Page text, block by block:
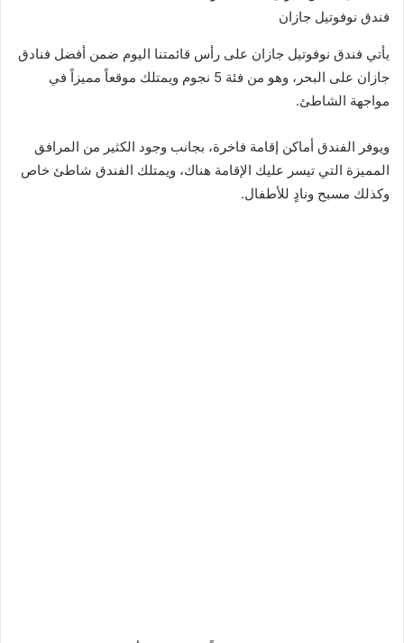
فندق نوفوتيل جازان
يأتي فندق نوفوتيل جازان على رأس قائمتنا اليوم ضمن أفضل فنادق
جازان على البحر، وهو من فئة 5 نجوم ويمتلك موقعاً مميزاً في
مواجهة الشاطئ.
ويوفر الفندق أماكن إقامة فاخرة، بجانب وجود الكثير من المرافق
المميزة التي تيسر عليك الإقامة هناك، ويمتلك الفندق شاطئ خاص
وكذلك مسبح ونادٍ للأطفال.